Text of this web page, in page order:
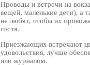
Проводы и встречи на
вещей, маленькие дети), а
не любят, чтобы их
гостя.
Приезжающих встречают
удовольствия, лучше
или журналом.